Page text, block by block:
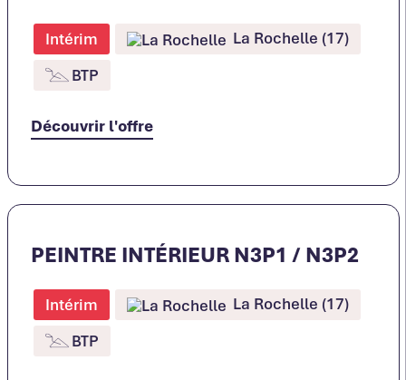
Intérim
La Rochelle (17)
BTP
Découvrir l'offre
PEINTRE INTÉRIEUR N3P1 / N3P2
Intérim
La Rochelle (17)
BTP